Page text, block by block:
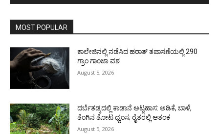
MOST POPULAR
ಕಾಲೇಜಿನಲ್ಲಿ ನಡೆಸಿದ ಹಠಾತ್ ತಪಾಸಣೆಯಲ್ಲಿ 290
ಗ್ರಾಂ ಗಾಂಜಾ ವಶ
August 5, 2026
ದರ್ಬೆತಡ್ಕದಲ್ಲಿ ಕಾಡಾನೆ ಅಟ್ಟಹಾಸ: ಅಡಿಕೆ, ಬಾಳೆ,
ತೆಂಗಿನ ತೋಟ ಧ್ವಂಸ; ರೈತರಲ್ಲಿ ಆತಂಕ
August 5, 2026